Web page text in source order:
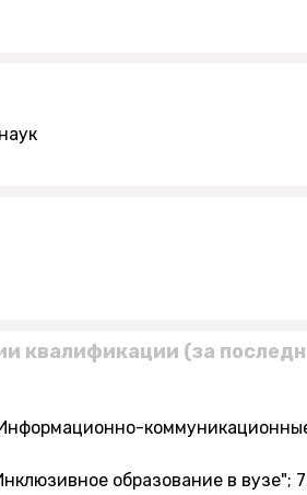
квалификации (за
образование в вузе";